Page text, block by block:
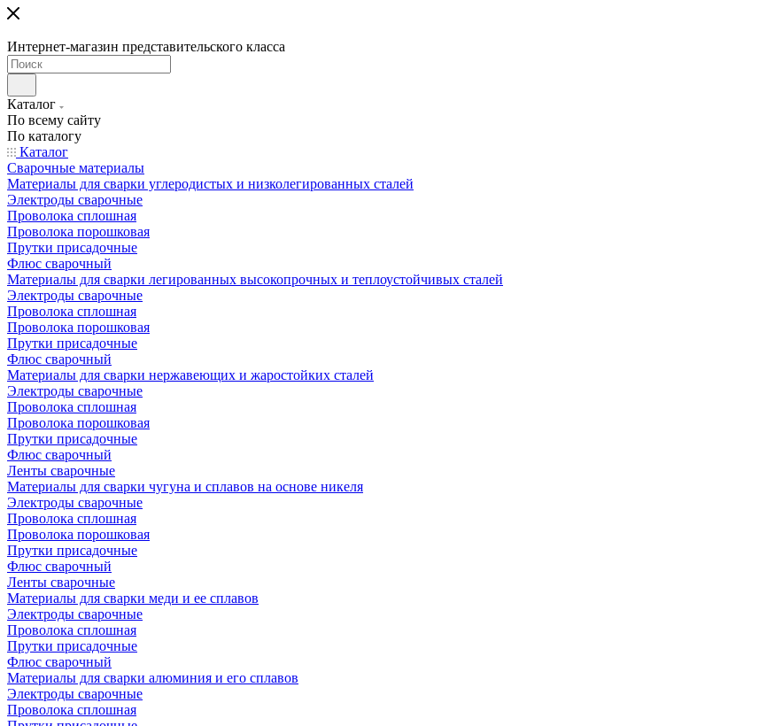
Интернет-магазин представительского класса
Каталог
По всему сайту
По каталогу
Каталог
Сварочные материалы
Материалы для сварки углеродистых и низколегированных сталей
Электроды сварочные
Проволока сплошная
Проволока порошковая
Прутки присадочные
Флюс сварочный
Материалы для сварки легированных высокопрочных и теплоустойчивых сталей
Электроды сварочные
Проволока сплошная
Проволока порошковая
Прутки присадочные
Флюс сварочный
Материалы для сварки нержавеющих и жаростойких сталей
Электроды сварочные
Проволока сплошная
Проволока порошковая
Прутки присадочные
Флюс сварочный
Ленты сварочные
Материалы для сварки чугуна и сплавов на основе никеля
Электроды сварочные
Проволока сплошная
Проволока порошковая
Прутки присадочные
Флюс сварочный
Ленты сварочные
Материалы для сварки меди и ее сплавов
Электроды сварочные
Проволока сплошная
Прутки присадочные
Флюс сварочный
Материалы для сварки алюминия и его сплавов
Электроды сварочные
Проволока сплошная